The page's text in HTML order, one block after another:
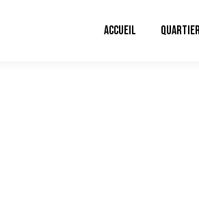
ACCUEIL QUARTIER